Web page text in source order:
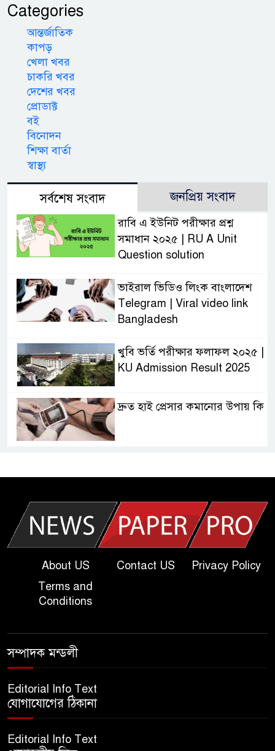
Categories
আন্তর্জাতিক
কাপড়
খেলা খবর
চাকরি খবর
দেশের খবর
প্রোডাক্ট
বই
বিনোদন
শিক্ষা বার্তা
স্বাস্থ্য
সর্বশেষ সংবাদ জনপ্রিয় সংবাদ
রাবি এ ইউনিট পরীক্ষার প্রশ্ন
সমাধান ২০২৫ | RU A Unit
Question solution
ভাইরাল ভিডিও লিংক বাংলাদেশ
Telegram | Viral video link
Bangladesh
খুবি ভর্তি পরীক্ষার ফলাফল ২০২৫ |
KU Admission Result 2025
দ্রুত হাই প্রেসার কমানোর উপায় কি
| Today Dakhil Exam
খুবি সি ইউনিট ভর্তি পরীক্ষার প্রশ্ন
২০২৫ | KU C Unit Admission
Question
About US Contact US
Privacy Policy
Terms and
Conditions
সম্পাদক মন্ডলী
Editorial Info Text
যোগাযোগের ঠিকানা
Editorial Info Text